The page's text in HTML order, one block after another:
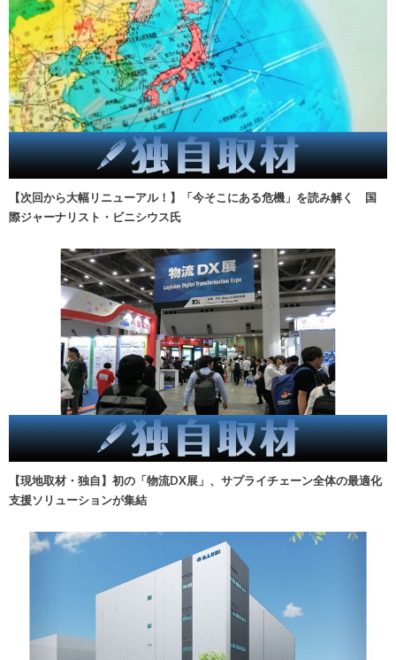
【次回から大幅リニューアル！】「今そこにある危機」を読み解く 国
際ジャーナリスト・ビニシウス氏
【現地取材・独自】初の「物流DX展」、サプライチェーン全体の最適化
支援ソリューションが集結